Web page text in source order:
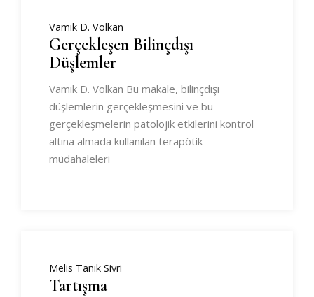
Vamık D. Volkan
Gerçekleşen Bilinçdışı
Düşlemler
Vamık D. Volkan Bu makale, bilinçdışı
düşlemlerin gerçekleşmesini ve bu
gerçekleşmelerin patolojik etkilerini kontrol
altına almada kullanılan terapötik
müdahaleleri
Melis Tanık Sivri
Tartışma